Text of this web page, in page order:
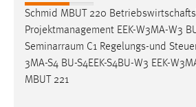
Schmid MBUT 220
Projektmanagement EEK-W3MA-W3
Seminarraum C1 Regelungs-und
3MA-S4 BU-S4EEK-S4BU-W3 EEK-
MBUT 221
Vimeo